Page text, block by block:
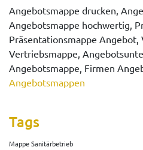
Angebotsmappe drucken,
Angebotsmappe hochwertig,
Präsentationsmappe Angebot,
Vertriebsmappe,
Angebotsmappe, Firmen
Angebotsmappen
Tags
Mappe Sanitärbetrieb